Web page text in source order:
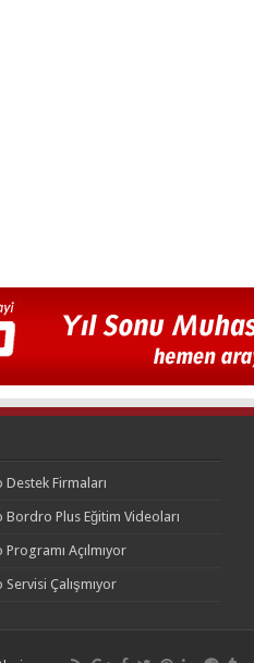
Destek Firmaları
Bordro Plus Eğitim Videoları
Programı Açılmıyor
Servisi Çalışmıyor